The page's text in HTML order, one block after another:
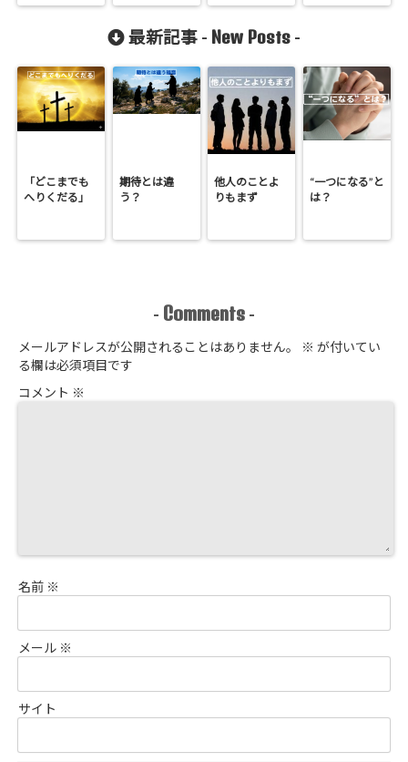
最新記事 - New Posts -
「どこまでも
へりくだる」
期待とは違
う？
他人のことよ
りもまず
“一つになる”と
は？
- Comments -
メールアドレスが公開されることはありません。 ※ が付いてい
る欄は必須項目です
コメント ※
名前 ※
メール ※
サイト